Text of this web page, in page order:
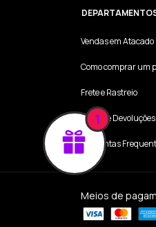
Vendas em Atacado
Como comprar um
Frete e Rastreio
Trocas e Devoluções
Perguntas
Meios de
1